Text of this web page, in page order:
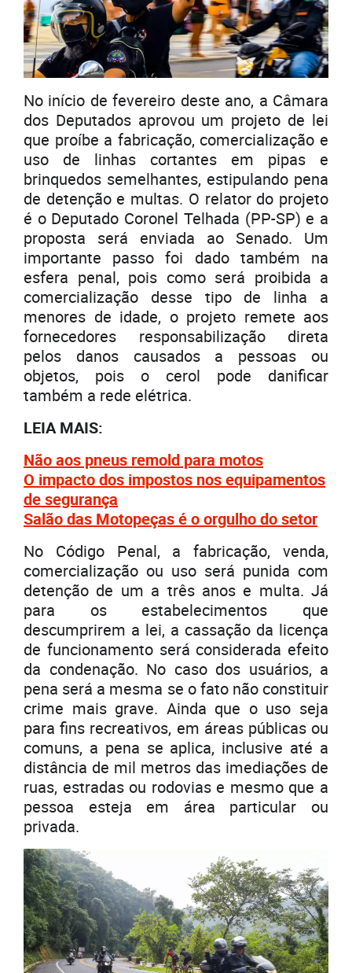
No início de fevereiro deste ano, a Câmara
dos Deputados aprovou um projeto de lei
que proíbe a fabricação, comercialização e
uso de linhas cortantes em pipas e
brinquedos semelhantes, estipulando pena
de detenção e multas. O relator do projeto
é o Deputado Coronel Telhada (PP-SP) e a
proposta será enviada ao Senado. Um
importante passo foi dado também na
esfera penal, pois como será proibida a
comercialização desse tipo de linha a
menores de idade, o projeto remete aos
fornecedores responsabilização direta
pelos danos causados a pessoas ou
objetos, pois o cerol pode danificar
também a rede elétrica.
LEIA MAIS:
Não aos pneus remold para motos
O impacto dos impostos nos equipamentos
de segurança
Salão das Motopeças é o orgulho do setor
No Código Penal, a fabricação, venda,
comercialização ou uso será punida com
detenção de um a três anos e multa. Já
para os estabelecimentos que
descumprirem a lei, a cassação da licença
de funcionamento será considerada efeito
da condenação. No caso dos usuários, a
pena será a mesma se o fato não constituir
crime mais grave. Ainda que o uso seja
para fins recreativos, em áreas públicas ou
comuns, a pena se aplica, inclusive até a
distância de mil metros das imediações de
ruas, estradas ou rodovias e mesmo que a
pessoa esteja em área particular ou
privada.